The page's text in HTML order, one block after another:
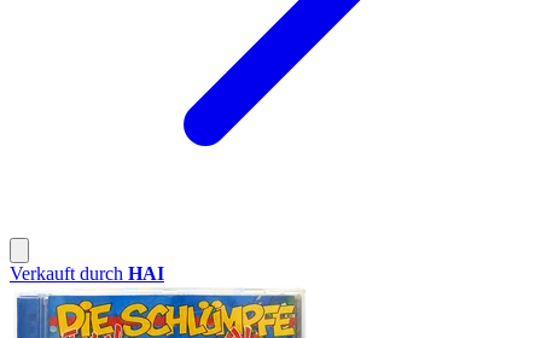
Verkauft durch HAI